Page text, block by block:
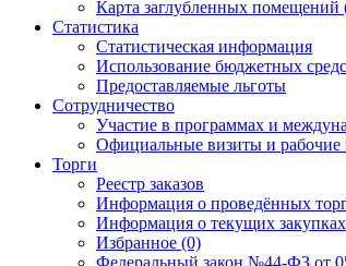
Карта заглубленных помещений
Статистика
Статистическая информация
Использование бюджетных
Предоставляемые льготы
Сотрудничество
Участие в программах и
Официальные визиты и рабочие
Торги
Реестр заказов
Информация о проведённых
Информация о текущих закупках
Избранное (0)
Федеральный закон №44-ФЗ от